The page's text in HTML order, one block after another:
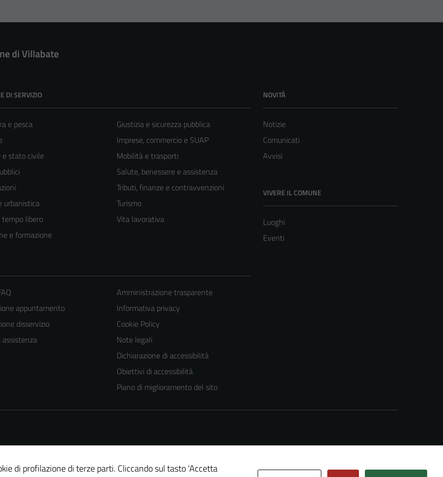
di Villabate
DI SERVIZIO
e pesca
e stato civile
urbanistica
libero
e formazione
Giustizia e sicurezza pubblica
Imprese, commercio e SUAP
Mobilità e trasporti
Salute, benessere e assistenza
Tributi, finanze e contravvenzioni
Turismo
Vita lavorativa
NOVITÀ
Notizie
Comunicati
Avvisi
VIVERE IL COMUNE
Luoghi
Eventi
appuntamento
disservizio
assistenza
Amministrazione trasparente
Informativa privacy
Cookie Policy
Note legali
Dichiarazione di accessibilità
Obiettivi di accessibilità
Piano di miglioramento del sito
di profilazione di terze parti. Cliccando sul tasto 'Accetta
Tecnici